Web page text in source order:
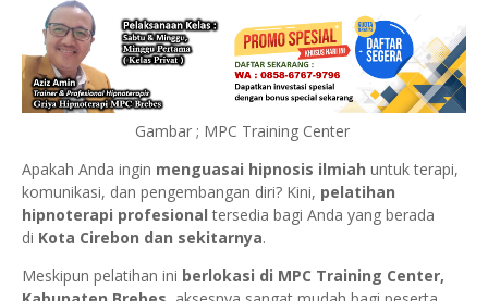
Gambar ; MPC Training Center
Apakah Anda ingin menguasai hipnosis ilmiah untuk terapi,
komunikasi, dan pengembangan diri? Kini, pelatihan
hipnoterapi profesional tersedia bagi Anda yang berada
di Kota Cirebon dan sekitarnya.
Meskipun pelatihan ini berlokasi di MPC Training Center,